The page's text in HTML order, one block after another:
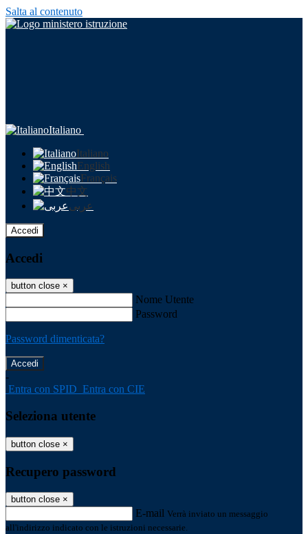
Salta al contenuto
Italiano
Italiano
English
Français
中文
عربى
Accedi
Accedi
button close ×
Nome Utente
Password
Password dimenticata?
-
Entra con SPID Entra con CIE
Seleziona utente
button close ×
Recupero password
button close ×
E-mail Verrà inviato un messaggio
all'indirizzo indicato con le istruzioni necessarie.